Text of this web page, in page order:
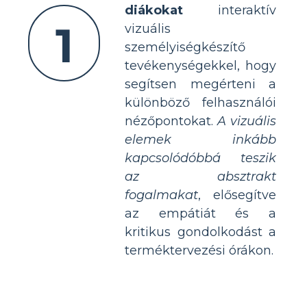
1
diákokat interaktív
vizuális
személyiségkészítő
tevékenységekkel, hogy
segítsen megérteni a
különböző felhasználói
nézőpontokat.A vizuális
elemek inkább
kapcsolódóbbá teszik
az absztrakt
fogalmakat, elősegítve
az empátiát és a
kritikus gondolkodást a
terméktervezési órákon.